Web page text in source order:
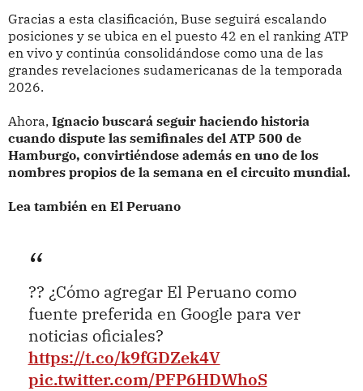
Gracias a esta clasificación, Buse seguirá escalando
posiciones y se ubica en el puesto 42 en el ranking ATP
en vivo y continúa consolidándose como una de las
grandes revelaciones sudamericanas de la temporada
2026.
Ahora, Ignacio buscará seguir haciendo historia
cuando dispute las semifinales del ATP 500 de
Hamburgo, convirtiéndose además en uno de los
nombres propios de la semana en el circuito mundial.
Lea también en El Peruano
?? ¿Cómo agregar El Peruano como
fuente preferida en Google para ver
noticias oficiales?
https://t.co/k9fGDZek4V
pic.twitter.com/PFP6HDWhoS